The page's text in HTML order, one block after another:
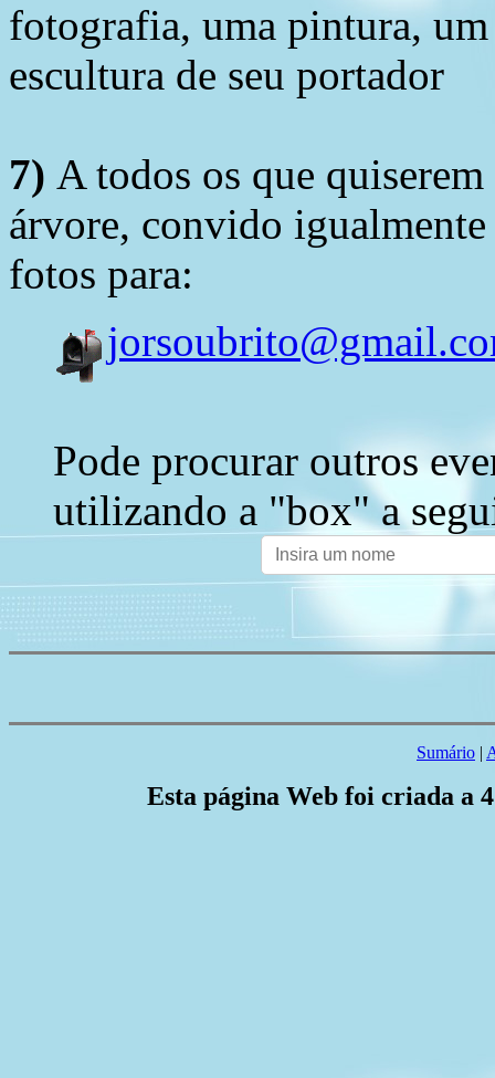
fotografia, uma pintura,
escultura de seu portador
7) A todos os que
árvore, convido
fotos para:
Pode procurar outros
utilizando a "box" a
Sumário |
Esta página Web foi criada a